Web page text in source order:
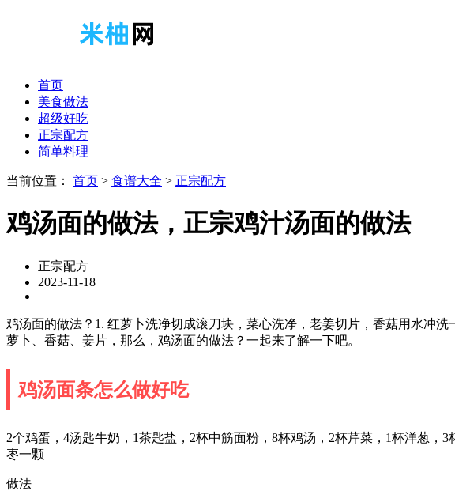
首页
美食做法
超级好吃
正宗配方
简单料理
当前位置： 首页 > 食谱大全 > 正宗配方
鸡汤面的做法，正宗鸡汁汤面的做法
正宗配方
2023-11-18
鸡汤面的做法？1. 红萝卜洗净切成滚刀块，菜心洗净，老姜切片，香菇用水冲
萝卜、香菇、姜片，那么，鸡汤面的做法？一起来了解一下吧。
鸡汤面条怎么做好吃
2个鸡蛋，4汤匙牛奶，1茶匙盐，2杯中筋面粉，8杯鸡汤，2杯芹菜，1杯洋葱
枣一颗
做法